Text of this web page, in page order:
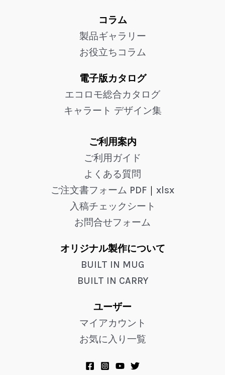
コラム
製品ギャラリー
お役立ちコラム
電子版カタログ
エコロモ総合カタログ
キャラート デザイン集
ご利用案内
ご利用ガイド
よくある質問
ご注文書フォーム PDF ｜ xlsx
入稿チェックシート
お問合せフォーム
オリジナル製作について
BUILT IN MUG
BUILT IN CARRY
ユーザー
マイアカウント
お気に入り一覧